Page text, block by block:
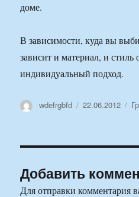
доме.
В зависимости, куда вы
зависит и материал, и
индивидуальный подход.
Автор
wdefrgbfd Опубликовано
22.06.2012
Добавить
Для отправки комментария